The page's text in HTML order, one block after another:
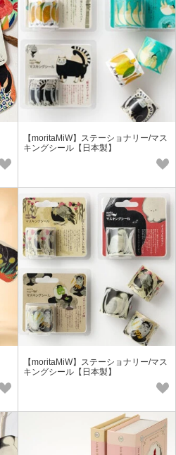
【moritaMiW】ステーショナリー/マス
キングシール【日本製】
【moritaMiW】ステーショナリー/マス
キングシール【日本製】